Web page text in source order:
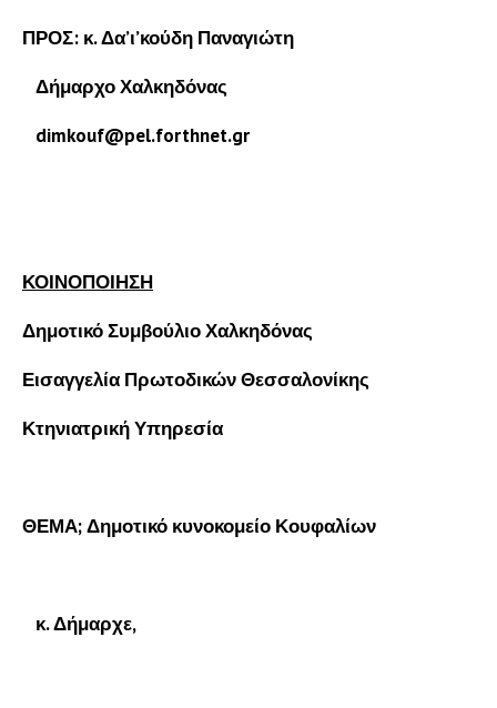
ΠΡΟΣ: κ. Δα’ι’κούδη Παναγιώτη
Δήμαρχο Χαλκηδόνας
dimkouf@pel.forthnet.gr
ΚΟΙΝΟΠΟΙΗΣΗ
Δημοτικό Συμβούλιο Χαλκηδόνας
Εισαγγελία Πρωτοδικών Θεσσαλονίκης
Κτηνιατρική Υπηρεσία
ΘΕΜΑ; Δημοτικό κυνοκομείο Κουφαλίων
κ. Δήμαρχε,